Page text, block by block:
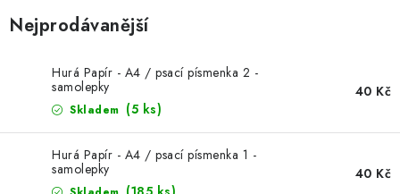
MOJE OBJEDNÁVKA
ZNAČKY
Doprava Kontakty Moje objednávka
Oblíbené ♥️
Hodnocení obchodu
Obchodní podmínky
Podmínky ochrany osobních údajů
Nejprodávanější
Hurá Papír - A4 / psací písmenka 2 -
samolepky
Skladem (5 ks)
40 Kč
Hurá Papír - A4 / psací písmenka 1 -
samolepky
40 Kč